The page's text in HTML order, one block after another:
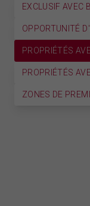
EXCLUSIF AVEC
OPPORTUNITÉ
PROPRIÉTÉS
PROPRIÉTÉS
ZONES DE